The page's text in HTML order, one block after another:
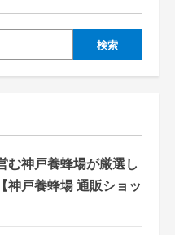
検索
む神戸養蜂場が厳選し
神戸養蜂場 通販ショッ